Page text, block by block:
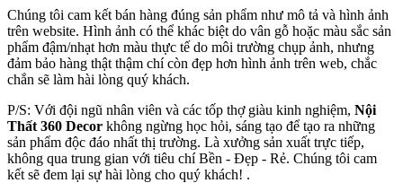
Chúng tôi cam kết bán hàng đúng sản phẩm như mô tả và hình ảnh
trên website. Hình ảnh có thể khác biệt do vân gỗ hoặc màu sắc sản
phẩm đậm/nhạt hơn màu thực tế do môi trường chụp ảnh, nhưng
đảm bảo hàng thật thậm chí còn đẹp hơn hình ảnh trên web, chắc
chắn sẽ làm hài lòng quý khách.
P/S: Với đội ngũ nhân viên và các tốp thợ giàu kinh nghiệm, Nội
Thất 360 Decor không ngừng học hỏi, sáng tạo để tạo ra những
sản phẩm độc đáo nhất thị trường. Là xưởng sản xuất trực tiếp,
không qua trung gian với tiêu chí Bền - Đẹp - Rẻ. Chúng tôi cam
kết sẽ đem lại sự hài lòng cho quý khách! .